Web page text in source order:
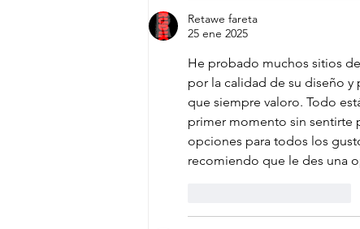
Retawe fareta
25 ene 2025
He probado muchos sitios
por la calidad de su diseño
que siempre valoro. Todo
primer momento sin sentirte
opciones para todos los
recomiendo que le des una